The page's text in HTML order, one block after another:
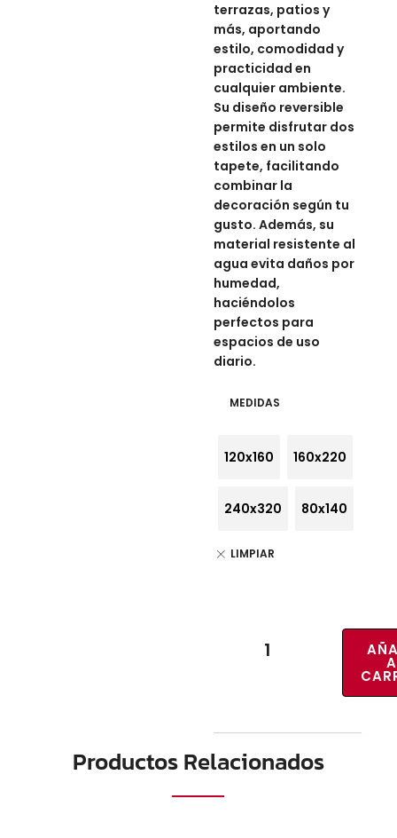
terrazas, patios y
más, aportando
estilo, comodidad y
practicidad en
cualquier ambiente.
Su diseño reversible
permite disfrutar dos
estilos en un solo
tapete, facilitando
combinar la
decoración según tu
gusto. Además, su
material resistente al
agua evita daños por
humedad,
haciéndolos
perfectos para
espacios de uso
diario.
MEDIDAS
120x160 160x220
240x320 80x140
LIMPIAR
Productos Relacionados